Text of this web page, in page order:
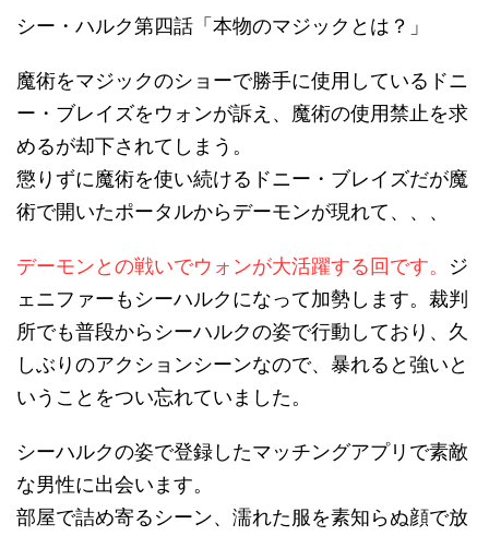
シー・ハルク第四話「本物のマジックとは？」
魔術をマジックのショーで勝手に使用しているドニ
ー・ブレイズをウォンが訴え、魔術の使用禁止を求
めるが却下されてしまう。
懲りずに魔術を使い続けるドニー・ブレイズだが魔
術で開いたポータルからデーモンが現れて、、、
デーモンとの戦いでウォンが大活躍する回です。 ジ
ェニファーもシーハルクになって加勢します。裁判
所でも普段からシーハルクの姿で行動しており、久
しぶりのアクションシーンなので、暴れると強いと
いうことをつい忘れていました。
シーハルクの姿で登録したマッチングアプリで素敵
な男性に出会います。
部屋で詰め寄るシーン、濡れた服を素知らぬ顔で放